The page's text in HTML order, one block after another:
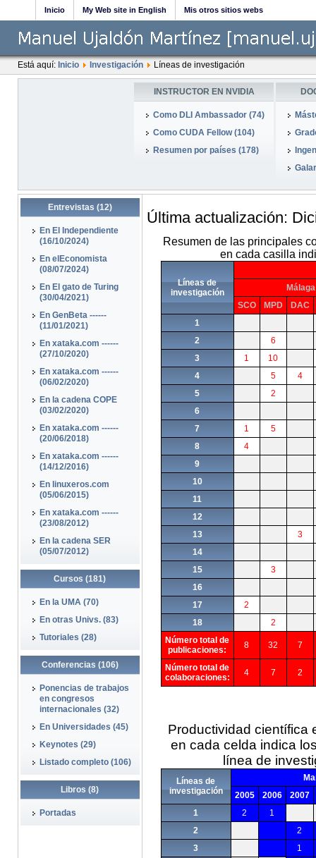
Inicio My Web site in English Mis otros sitios webs
Está aquí: Inicio Investigación Líneas de investigación
INSTRUCTOR EN NVIDIA
Como DLI Ambassador (74)
Como CUDA Fellow (104)
Resumen por países (178)
Entrevistas (12)
En El Independiente
(16/10/2024)
En elEconomista
(08/07/2024)
En El gato de Turing
(30/04/2021)
En GenBeta ------
(11/01/2021)
En xataka.com ------
(27/10/2020)
En xataka.com ------
(06/02/2020)
En la cadena COPE
(03/02/2020)
En xataka.com ------
(20/06/2018)
En xataka.com ------
(14/12/2016)
En linuxeros.com
(05/06/2015)
En xataka.com ------
(23/08/2012)
En la cadena SER
(05/07/2012)
Cursos (181)
En la UMA (70)
En otras Univs. (83)
Tutoriales (28)
Conferencias (106)
Ponencias de trabajos
en congresos
internacionales (32)
En Universidades (45)
Keynotes (29)
Listado completo (106)
Libros (8)
Portadas
Última actualización:
Resumen de las principales
en cada casilla
Líneas de
investigación
Málaga
SCO
MPD
DAC
1
2
6
3
1
10
4
5
4
5
2
6
7
1
5
8
4
9
10
11
12
13
3
14
15
3
16
17
2
18
2
Número total de
publicaciones:
8 32 7
Número total de
colaboraciones:
4 7 2
Productividad científica
en cada celda indica
línea de
Líneas de
investigación
2005
2006
2007
1
2
1
2
2
3
1